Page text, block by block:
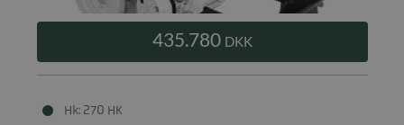
435.780 DKK
Hk: 270 HK